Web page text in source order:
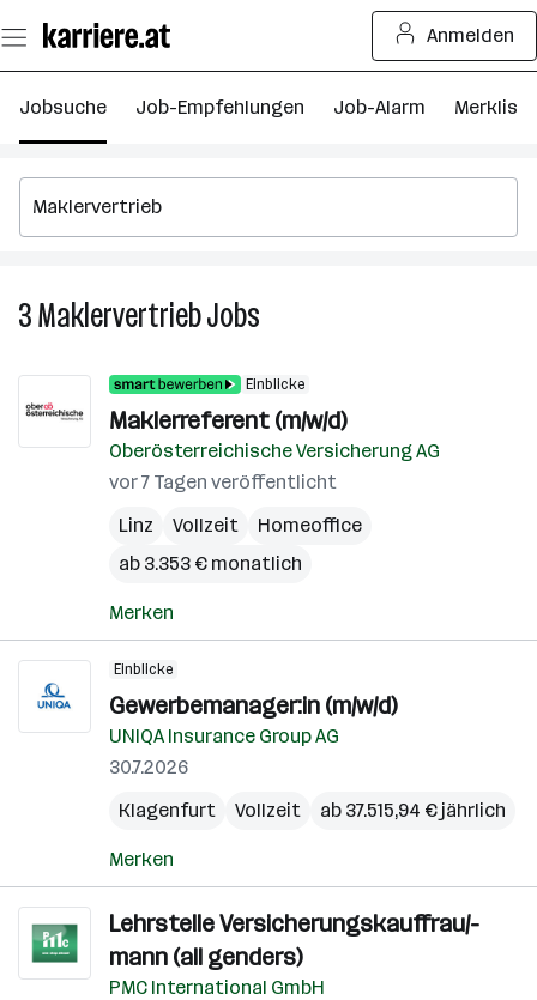
Seiteninhalt
springen
Anmelden
Jobsuche Job-Empfehlungen Job-Alarm Merkliste
3MaklervertriebJobs
Einblicke
Maklerreferent (m/w/d)
Oberösterreichische Versicherung AG
vor 7 Tagen veröffentlicht
Linz
Vollzeit
Homeoffice
ab 3.353 € monatlich
Merken
Einblicke
Gewerbemanager:in (m/w/d)
UNIQA Insurance Group AG
30.7.2026
Klagenfurt
Vollzeit ab 37.515,94 € jährlich
Merken
Lehrstelle Versicherungskauffrau/-
mann (all genders)
PMC International GmbH